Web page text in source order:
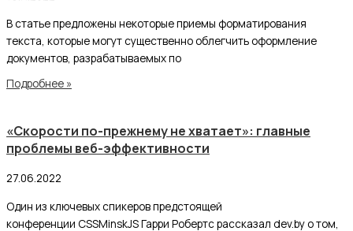
В статье предложены некоторые приемы форматирования
текста, которые могут существенно облегчить оформление
документов, разрабатываемых по
Подробнее »
«Скорости по-прежнему не хватает»: главные
проблемы веб-эффективности
27.06.2022
Один из ключевых спикеров предстоящей
конференции CSSMinskJS Гарри Робертс рассказал dev.by о том,